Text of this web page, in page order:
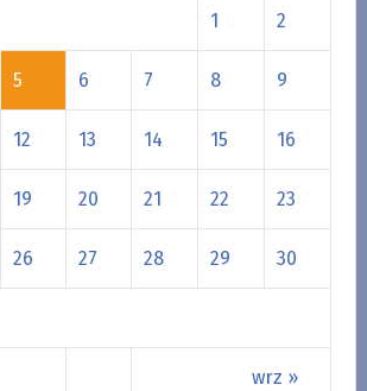
wrz »
1 2
5 6 7 8 9
12 13 14 15 16
19 20 21 22 23
26 27 28 29 30